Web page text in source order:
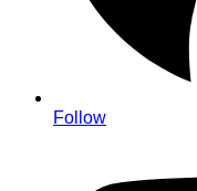
Follow